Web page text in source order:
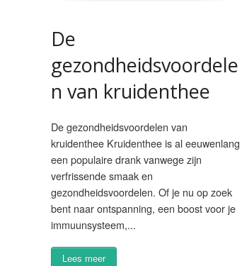
De
gezondheidsvoordele
n van kruidenthee
De gezondheidsvoordelen van
kruidenthee Kruidenthee is al eeuwenlang
een populaire drank vanwege zijn
verfrissende smaak en
gezondheidsvoordelen. Of je nu op zoek
bent naar ontspanning, een boost voor je
immuunsysteem,...
Lees meer